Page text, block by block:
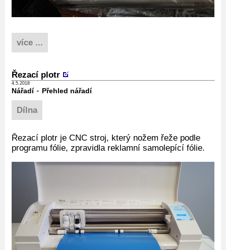
více ...
Řezací plotr
4.5.2018
Nářadí- Přehled nářadí
Dílna
Řezací plotr je CNC stroj, který nožem řeže podle
programu fólie, zpravidla reklamní samolepící fólie.